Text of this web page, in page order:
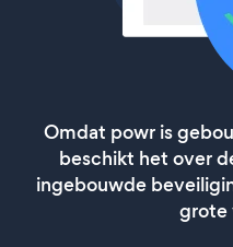
Omdat powr is
beschikt het over
ingebouwde
grote